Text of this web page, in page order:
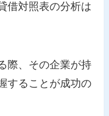
借対照表の分析は
際、その企業が持
することが成功の